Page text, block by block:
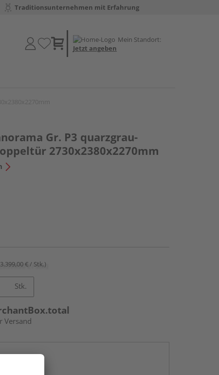
Traditionsunternehmen mit Erfahrung
Mein Standort:
Jetzt angeben
Gr. P3 quarzgrau-
2730x2380x2270mm
€ / Stk.)
Stk.
Versand